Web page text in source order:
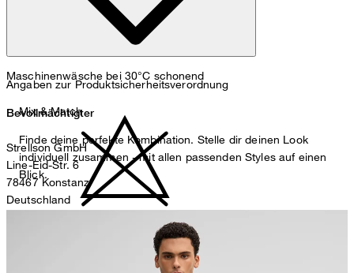
Maschinenwäsche bei 30°C schonend
Angaben zur Produktsicherheitsverordnung
Bevollmächtigter
Strellson GmbH
Line-Eid-Str. 6
78467 Konstanz
Deutschland
Mix & Match
Finde deine perfekte Kombination. Stelle dir deinen Look
individuell zusammen - mit allen passenden Styles auf einen
Blick.